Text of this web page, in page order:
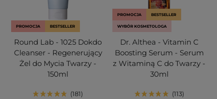
PROMOCJA BESTSELLER
Round Lab - 1025 Dokdo
Cleanser - Regenerujący
Żel do Mycia Twarzy -
150ml
181
PROMOCJA BESTSELLER
WYBÓR KOSMETOLOGA
Dr. Althea - Vitamin C
Boosting Serum - Serum
z Witaminą C do Twarzy -
30ml
113